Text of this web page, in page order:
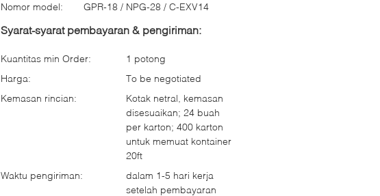
Nomor model:
GPR-18 / NPG-28 / C-EXV14
Syarat-syarat pembayaran & pengiriman:
Kuantitas min Order:
1 potong
Harga:
To be negotiated
Kemasan rincian:
Kotak netral, kemasan
disesuaikan; 24 buah
per karton; 400 karton
untuk memuat kontainer
20ft
Waktu pengiriman:
dalam 1-5 hari kerja
setelah pembayaran